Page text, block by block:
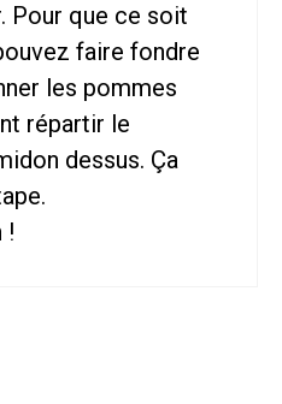
Pour que ce soit
faire fondre
les pommes
répartir le
dessus. Ça
!